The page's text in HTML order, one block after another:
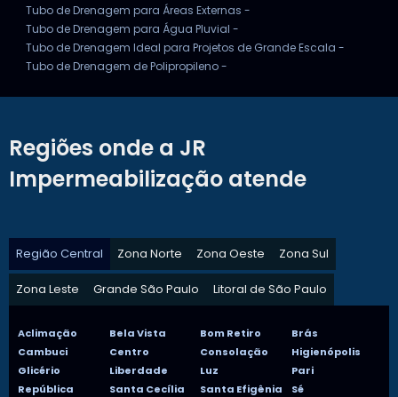
Tubo de Drenagem para Áreas Externas -
Tubo de Drenagem para Água Pluvial -
Tubo de Drenagem Ideal para Projetos de Grande Escala -
Tubo de Drenagem de Polipropileno -
Regiões onde a JR
Impermeabilização atende
Região Central Zona Norte Zona Oeste Zona Sul
Zona Leste Grande São Paulo Litoral de São Paulo
Aclimação Bela Vista Bom Retiro
Brás
Cambuci
Centro Consolação
Higienópolis
Glicério
Liberdade Luz
Pari
República
Santa Cecília Santa Efigênia
Sé